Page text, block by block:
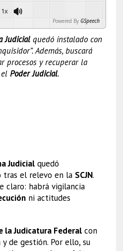
1x
Powered By GSpeech
Judicialquedó instalado con
Además, buscará
procesos y recuperar la
Poder Judicial.
Judicialquedó
tras el relevo en la SCJN.
claro: habrá vigilancia
ni actitudes
la Judicatura Federalcon
de gestión. Por ello, su